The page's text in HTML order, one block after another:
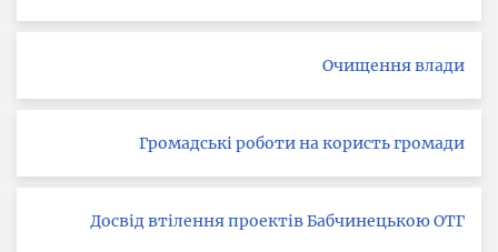
Очищення влади
Громадські роботи на користь громади
Досвід втілення проектів Бабчинецькою ОТГ